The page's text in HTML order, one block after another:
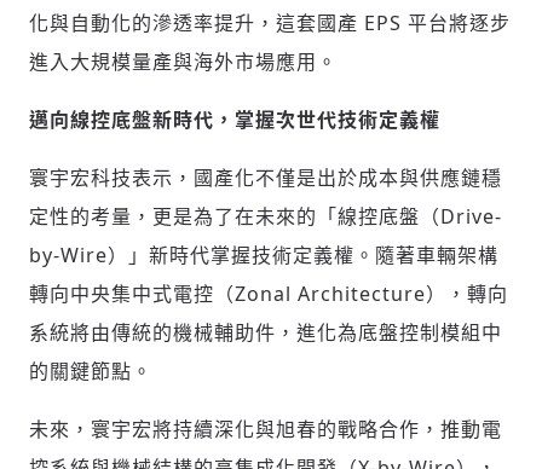
化與自動化的滲透率提升，這套國產 EPS 平台將逐步
進入大規模量產與海外市場應用。
邁向線控底盤新時代，掌握次世代技術定義權
寰宇宏科技表示，國產化不僅是出於成本與供應鏈穩
定性的考量，更是為了在未來的「線控底盤（Drive-
by-Wire）」新時代掌握技術定義權。隨著車輛架構
轉向中央集中式電控（Zonal Architecture），轉向
系統將由傳統的機械輔助件，進化為底盤控制模組中
的關鍵節點。
未來，寰宇宏將持續深化與旭春的戰略合作，推動電